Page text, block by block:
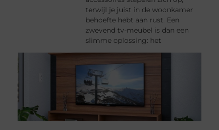
terwijl je juist in de woonkamer
behoefte hebt aan rust. Een
zwevend tv-meubel is dan een
slimme oplossing: het